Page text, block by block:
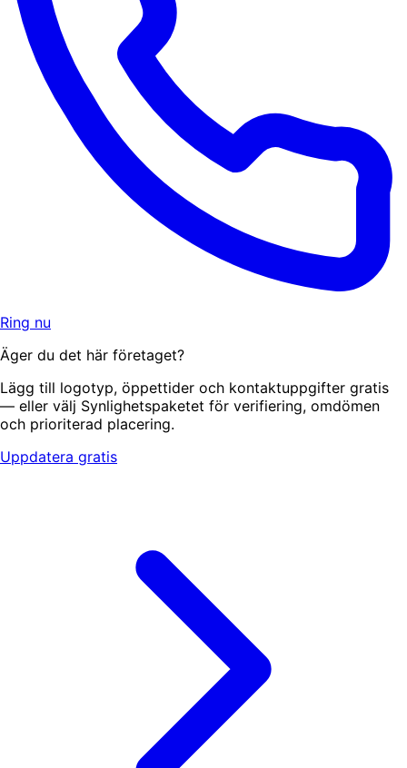
Ring nu
Äger du det här företaget?
Lägg till logotyp, öppettider och kontaktuppgifter gratis
— eller välj Synlighetspaketet för verifiering, omdömen
och prioriterad placering.
Uppdatera gratis